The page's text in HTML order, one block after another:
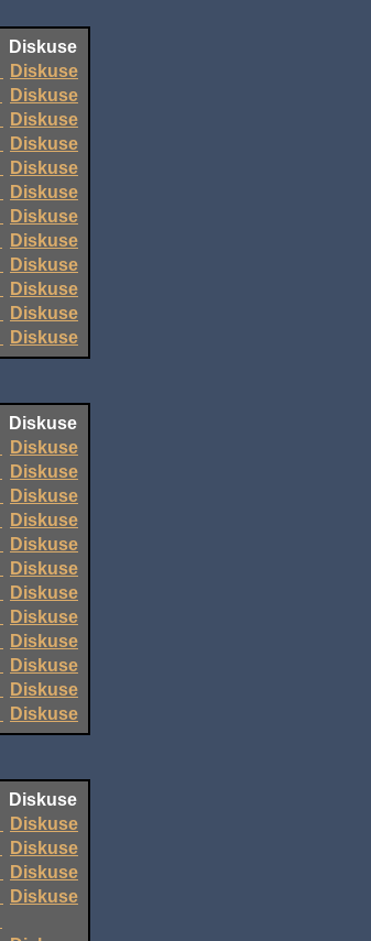
Diskuse
Diskuse
Diskuse
Diskuse
Diskuse
Diskuse
Diskuse
Diskuse
Diskuse
Diskuse
Diskuse
Diskuse
Diskuse
Diskuse
Diskuse
Diskuse
Diskuse
Diskuse
Diskuse
Diskuse
Diskuse
Diskuse
Diskuse
Diskuse
Diskuse
Diskuse
Diskuse
Diskuse
Diskuse
Diskuse
Diskuse